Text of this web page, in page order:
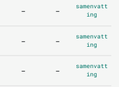
- -
samenvatt
ing
- -
samenvatt
ing
- -
samenvatt
ing